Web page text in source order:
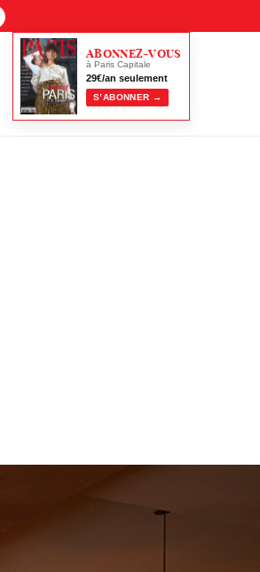
ABONNEZ-VOUS
à Paris Capitale
29€/an seulement
S’ABONNER →